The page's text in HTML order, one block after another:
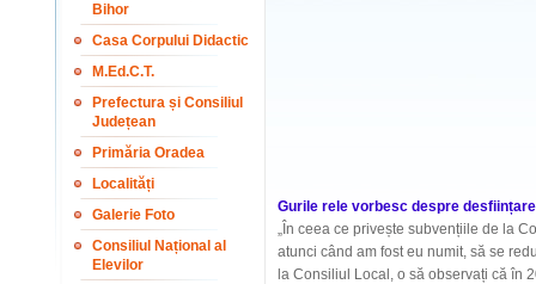
Bihor
Casa Corpului Didactic
M.Ed.C.T.
Prefectura și Consiliul
Județean
Primăria Oradea
Localități
Galerie Foto
Consiliul Național al
Elevilor
Gurile rele vorbesc despre
„În ceea ce privește subvențiile de la
atunci când am fost eu numit, să se
la Consiliul Local, o să observați că în